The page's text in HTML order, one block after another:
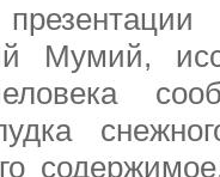
Мумий,